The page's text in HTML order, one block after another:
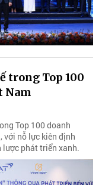
trong Top 100
Nam
Top 100 doanh
với nỗ lực kiên định
phát triển xanh.